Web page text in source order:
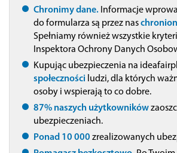
Chronimy dane. Informacje
do formularza są przez nas
Spełniamy również wszystkie
Inspektora Ochrony Danych
Kupując ubezpieczenia na
społeczności ludzi, dla których
osoby i wspierają to co dobre.
87% naszych użytkowników
ubezpieczeniach.
Ponad 10 000 zrealizowanych